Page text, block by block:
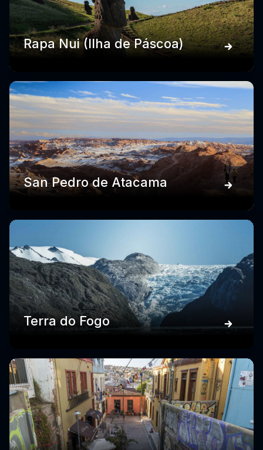
Rapa Nui (Ilha de Páscoa)
San Pedro de Atacama
Terra do Fogo